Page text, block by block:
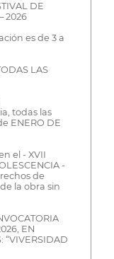
DE
2026
es de 3 a
LAS
todas las
ENERO DE
el - XVII
-
de
la obra sin
EN
“VIVERSIDAD